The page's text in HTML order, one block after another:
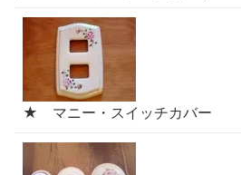
★ マニー・スイッチカバー